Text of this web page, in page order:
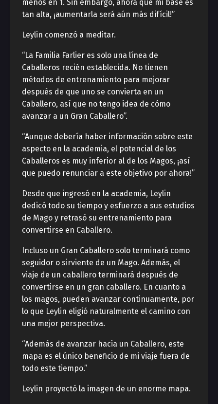
menos en 1. Sin embargo, ahora que mi base es
tan alta, ¡aumentarla será aún más difícil!”
Leylin comenzó a meditar.
“La Familia Farlier es solo una línea de
Caballeros recién establecida. No tienen
métodos de entrenamiento para mejorar
después de que uno se convierta en un
Caballero, así que no tengo idea de cómo
avanzar a un Gran Caballero”.
“Aunque debería haber información sobre este
aspecto en la academia, el potencial de los
Caballeros es muy inferior al de los Magos, ¡así
que puedo renunciar a este objetivo por ahora!”
Desde que ingresó en la academia, Leylin
dedicó todo su tiempo y esfuerzo a sus estudios
de Mago y retrasó su entrenamiento para
convertirse en Caballero.
Incluso un Gran Caballero solo terminará como
seguidor o sirviente de un Mago. Además, el
viaje de un caballero terminará después de
convertirse en un gran caballero. En cuanto a
los magos, pueden avanzar continuamente, por
lo que Leylin eligió naturalmente el camino con
una mejor perspectiva.
“Además de avanzar hacia un Caballero, este
mapa es el único beneficio de mi viaje fuera de
todo este tiempo.”
Leylin proyectó la imagen de un enorme mapa.